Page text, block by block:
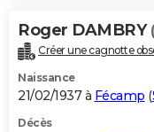
Roger DAMBRY
Créer une cagnotte
Naissance
21/02/1937 à Fécamp (
Décès